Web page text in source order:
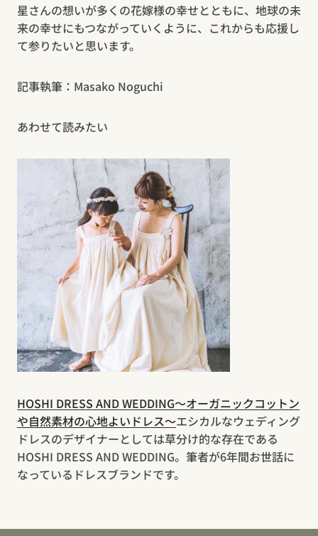
星さんの想いが多くの花嫁様の幸せとともに、地球の未
来の幸せにもつながっていくように、これからも応援し
て参りたいと思います。
記事執筆：Masako Noguchi
あわせて読みたい
HOSHI DRESS AND WEDDING〜オーガニックコットン
や自然素材の心地よいドレス〜エシカルなウェディング
ドレスのデザイナーとしては草分け的な存在である
HOSHI DRESS AND WEDDING。筆者が6年間お世話に
なっているドレスブランドです。